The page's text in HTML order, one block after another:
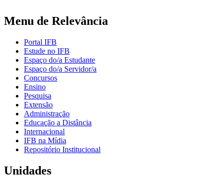
Menu de Relevância
Portal IFB
Estude no IFB
Espaço do/a Estudante
Espaço do/a Servidor/a
Concursos
Ensino
Pesquisa
Extensão
Administração
Educação a Distância
Internacional
IFB na Mídia
Repositório Institucional
Unidades